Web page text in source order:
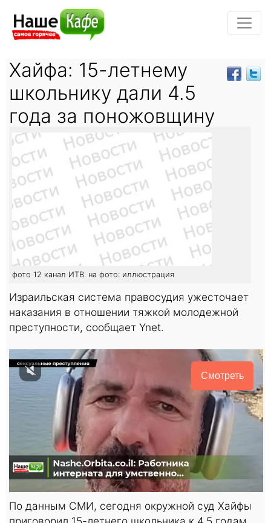
Хайфа: 15-летнему
школьнику дали 4.5
года за поножовщину
фото 12 канал ИТВ. на фото: иллюстрация
Израильская система правосудия ужесточает
наказания в отношении тяжкой молодежной
преступности, сообщает Ynet.
Смотреть
По данным СМИ, сегодня окружной суд Хайфы